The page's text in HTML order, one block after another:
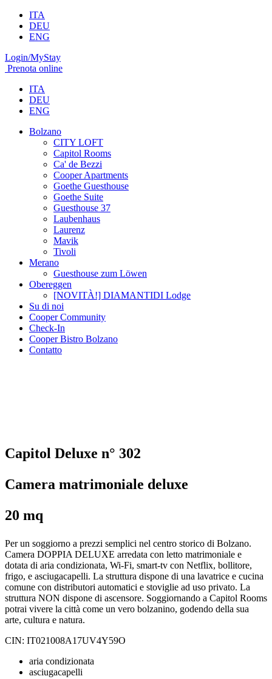
ITA
DEU
ENG
Login/MyStay
Prenota online
ITA
DEU
ENG
Bolzano
CITY LOFT
Capitol Rooms
Ca' de Bezzi
Cooper Apartments
Goethe Guesthouse
Goethe Suite
Guesthouse 37
Laubenhaus
Laurenz
Mavik
Tivoli
Merano
Guesthouse zum Löwen
Obereggen
[NOVITÀ!] DIAMANTIDI Lodge
Su di noi
Cooper Community
Check-In
Cooper Bistro Bolzano
Contatto
Capitol Deluxe n° 302
Camera matrimoniale deluxe
20 mq
Per un soggiorno a prezzi semplici nel centro storico di Bolzano.
Camera DOPPIA DELUXE arredata con letto matrimoniale e
dotata di aria condizionata, Wi-Fi, smart-tv con Netflix, bollitore,
frigo, e asciugacapelli. La struttura dispone di una lavatrice e cucina
comune con distributori automatici e stoviglie ad uso privato. La
struttura NON dispone di ascensore. Soggiornando a Capitol Rooms
potrai vivere la città come un vero bolzanino, godendo della sua
arte, cultura e natura.
CIN: IT021008A17UV4Y59O
aria condizionata
asciugacapelli